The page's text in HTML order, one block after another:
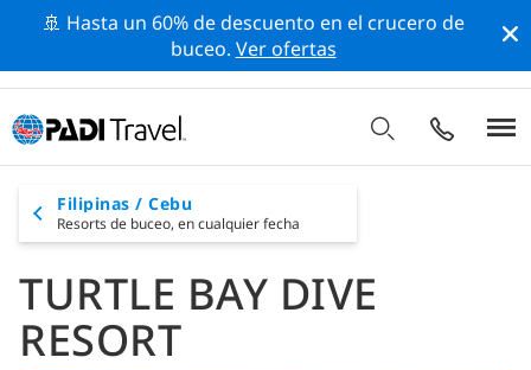
🚢 Hasta un 60% de descuento en el crucero de
buceo. Ver ofertas
Filipinas / Cebu
Resorts de buceo, en cualquier fecha
TURTLE BAY DIVE
RESORT